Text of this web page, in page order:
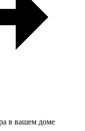
в вашем доме